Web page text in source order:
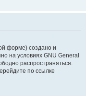
форме) создано и
на условиях GNU General
распространяться.
по ссылке